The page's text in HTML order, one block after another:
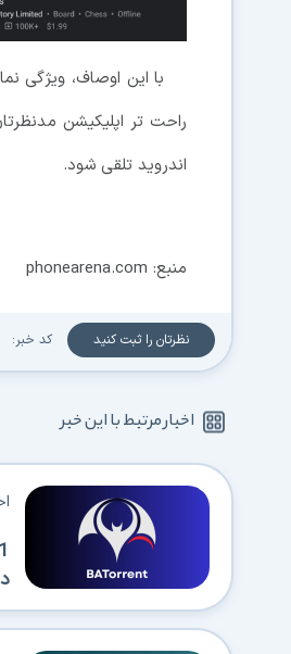
با این اوصاف، ویژگی
راحت تر اپلیکیشن
اندروید تلقی شود.
منبع: phonearena.com
نظرتان را ثبت کنید کد خبر:
اخبار مرتبط با این خبر